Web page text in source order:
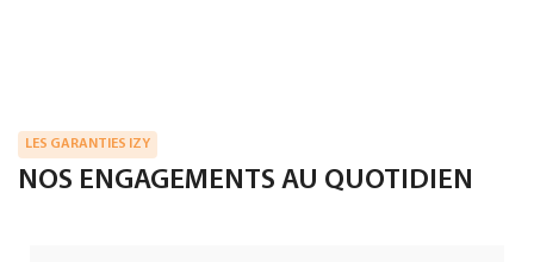
LES GARANTIES IZY
NOS ENGAGEMENTS AU QUOTIDIEN